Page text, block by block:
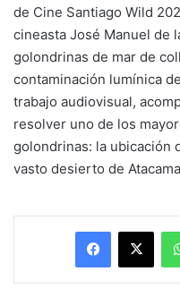
de Cine Santiago Wild
cineasta José Manuel de
golondrinas de mar de
contaminación lumínica
trabajo audiovisual,
resolver uno de los
golondrinas: la ubicación
vasto desierto de
Facebook
X